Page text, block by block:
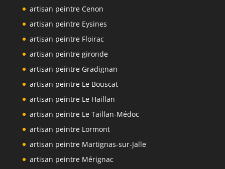
artisan peintre Cenon
artisan peintre Eysines
artisan peintre Floirac
artisan peintre gironde
artisan peintre Gradignan
artisan peintre Le Bouscat
artisan peintre Le Haillan
artisan peintre Le Taillan-Médoc
artisan peintre Lormont
artisan peintre Martignas-sur-Jalle
artisan peintre Mérignac